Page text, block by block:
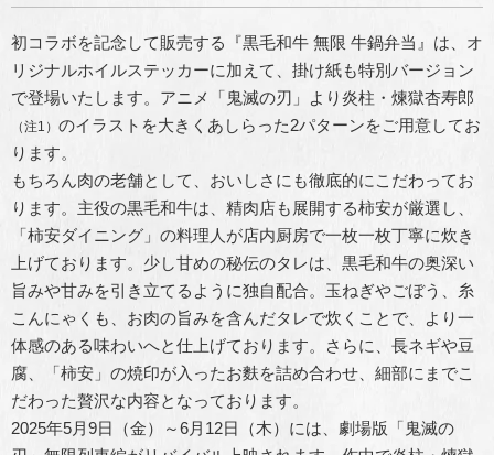
初コラボを記念して販売する『黒毛和牛 無限 牛鍋弁当』は、オ
リジナルホイルステッカーに加えて、掛け紙も特別バージョン
で登場いたします。アニメ「鬼滅の刃」より炎柱・煉獄杏寿郎
（注1） のイラストを大きくあしらった2パターンをご用意してお
ります。
もちろん肉の老舗として、おいしさにも徹底的にこだわってお
ります。主役の黒毛和牛は、精肉店も展開する柿安が厳選し、
「柿安ダイニング」の料理人が店内厨房で一枚一枚丁寧に炊き
上げております。少し甘めの秘伝のタレは、黒毛和牛の奥深い
旨みや甘みを引き立てるように独自配合。玉ねぎやごぼう、糸
こんにゃくも、お肉の旨みを含んだタレで炊くことで、より一
体感のある味わいへと仕上げております。さらに、長ネギや豆
腐、「柿安」の焼印が入ったお麩を詰め合わせ、細部にまでこ
だわった贅沢な内容となっております。
2025年5月9日（金）～6月12日（木）には、劇場版「鬼滅の